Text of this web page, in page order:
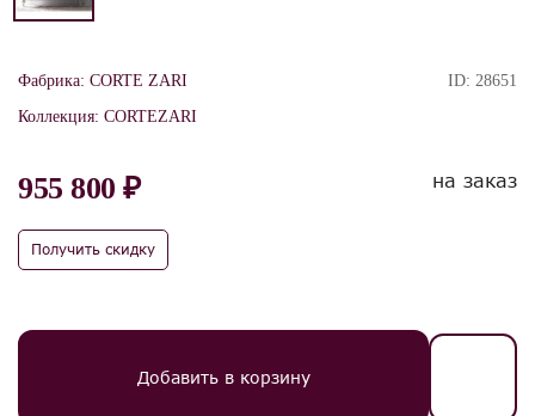
Фабрика: CORTE ZARI
Коллекция: CORTEZARI
ID: 28651
955 800 ₽
Получить скидку
на заказ
Добавить в корзину